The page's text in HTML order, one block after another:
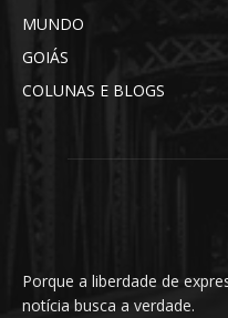
MUNDO
GOIÁS
COLUNAS E BLOGS
Porque a liberdade de
notícia busca a verdade.